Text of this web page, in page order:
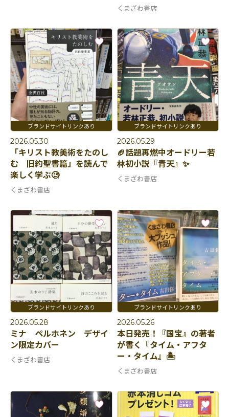
くまざわ書店
2026.05.30
「キリスト教美術をたのし
む 旧約聖書篇」を読んで
楽しく学ぶ🧐
くまざわ書店
2026.05.29
🏈話題再燃中オードリー若
林初小説『青天』✨
くまざわ書店
2026.05.28
ミナ ペルホネン デザイ
ン限定カバー
くまざわ書店
2026.05.26
本日発売！『国宝』の著者
が書く『タイム・アフタ
ー・タイム』🏝️
くまざわ書店